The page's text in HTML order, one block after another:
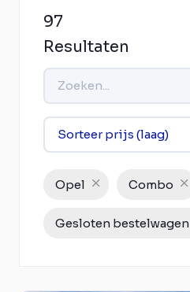
97
Resultaten
Opel Combo
Gesloten bestelwagen